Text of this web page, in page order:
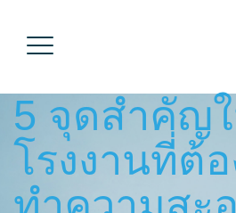
5 จุดสำคัญ
โรงงานที่ต้อ